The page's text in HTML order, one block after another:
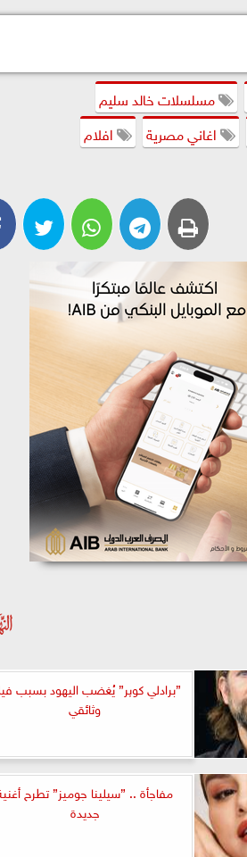
مسلسلات خالد سليم
اغاني مصرية
افلام
”برادلي كوپر” يُغضب اليهود بسبب
وثائقي
مفاجأة .. ”سيلينا جوميز” تطرح
جديدة